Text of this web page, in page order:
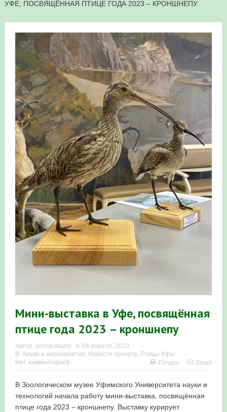
Итоги акции «Соловьиные вечера-2026» в
Три птенца сапсанов Уралсиба получили имена и
кольца
Итоги акции «Весенняя перекличка-2026» в
Республике Башкортостан
«Весенняя перекличка-2026» — 21-31 мая 2026
Мероприятие для ребят из дневного лагеря центра
олимпиадного движения «Аврора»
Фотофиксация и осмотр птенцов сапсанов на крыше
Уралсиба в Уфе в 2026 г.
Участие башкирских орнитологов и бердвотчеров в
проекте «Развитие программы мониторинга
численности птиц в европейской части России»
«Весенняя перекличка-2026» — 11-20 мая 2026
Мониторинг орнитофауны на постоянных маршрутах
в Республике Башкортостан в 2026 году
УФЕ, ПОСВЯЩЁННАЯ ПТИЦЕ ГОДА 2023 – КРОНШНЕПУ
Мини-выставка в Уфе, посвящённая
птице года 2023 – кроншнепу
Автор: polina.muzei в: 04 апреля, 2023
В: Акции и мероприятия, Новости проекта, Птицы Уфы
Нет комментариев
Печать Email
В Зоологическом музее Уфимского Университета науки и
технологий начала работу мини-выставка, посвящённая
птице года 2023 – кроншнепу. Выставку курирует